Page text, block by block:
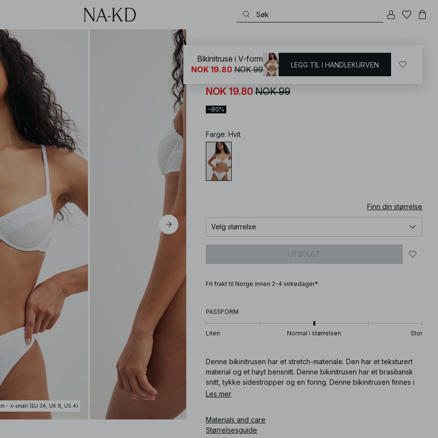
- x-small (EU 34, UK 8, US 4)
Bikinitruse i V-form
NOK 19.80 NOK 99
−80%
Farge: Hvit
Finn din størrelse
Velg størrelse
UTSOLGT
Fri frakt til Norge innen 2-4 virkedager*
PASSFORM
Liten Normal i størrelsen Stor
Denne bikinitrusen har et stretch-materiale. Den har et teksturert
material og et høyt bensnitt. Denne bikinitrusen har et brasiliansk
snitt, tykke sidestropper og en foring. Denne bikinitrusen finnes i
hvitt. Influencer: @limaswardrobe is 176 cm tall and is wearing size
Artikkelnummer:
Les mer
Materials and care
Størrelsesguide
Bikinitruse i V-form
NOK 19.80 NOK 99 LEGG TIL I HANDLEKURVEN